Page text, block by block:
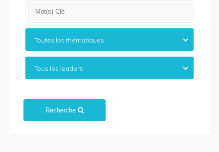
Toutes les thématiques
Tous les leaders
Recherche